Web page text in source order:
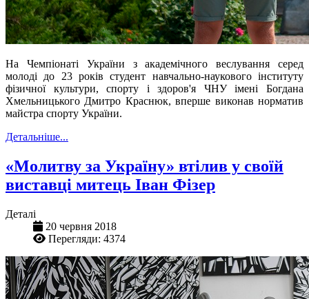
На Чемпіонаті України з академічного веслування серед
молоді до 23 років студент навчально-наукового інституту
фізичної культури, спорту і здоров'я ЧНУ імені Богдана
Хмельницького Дмитро Краснюк, вперше виконав норматив
майстра спорту України.
Детальніше...
«Молитву за Україну» втілив у своїй
виставці митець Іван Фізер
Деталі
20 червня 2018
Перегляди: 4374